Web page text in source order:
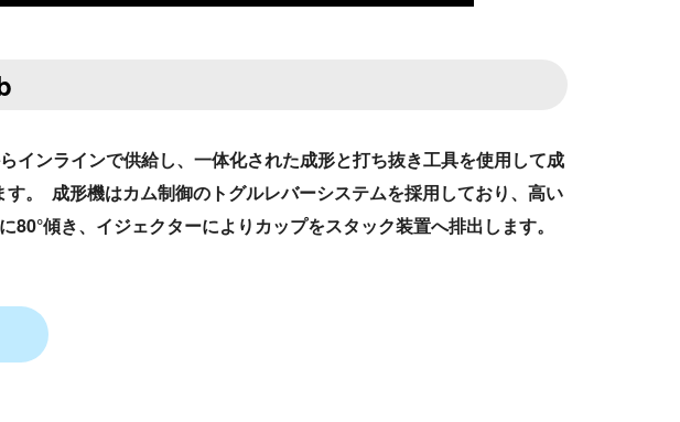
ンラインで供給し、一体化された成形と打ち抜き工具を使用して成
。 成形機はカム制御のトグルレバーシステムを採用しており、高い
傾き、イジェクターによりカップをスタック装置へ排出します。